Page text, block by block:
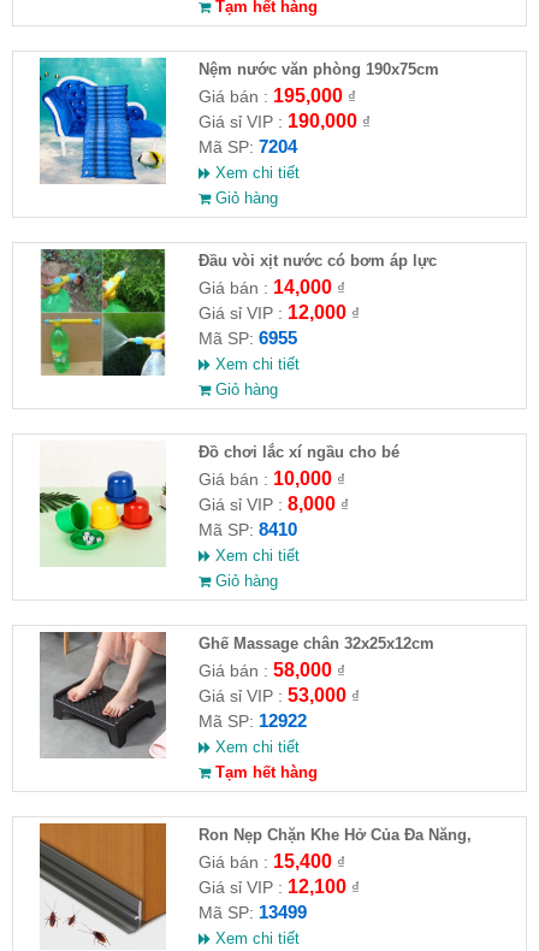
Tạm hết hàng
Nệm nước văn phòng 190x75cm
Giá bán : 195,000₫
Giá sỉ VIP : 190,000₫
Mã SP: 7204
Xem chi tiết
Giỏ hàng
Đầu vòi xịt nước có bơm áp lực
Giá bán : 14,000₫
Giá sỉ VIP : 12,000₫
Mã SP: 6955
Xem chi tiết
Giỏ hàng
Đồ chơi lắc xí ngầu cho bé
Giá bán : 10,000₫
Giá sỉ VIP : 8,000₫
Mã SP: 8410
Xem chi tiết
Giỏ hàng
Ghế Massage chân 32x25x12cm
Giá bán : 58,000₫
Giá sỉ VIP : 53,000₫
Mã SP: 12922
Xem chi tiết
Tạm hết hàng
Ron Nẹp Chặn Khe Hở Của Đa Năng,
Chống Côn Trùng( HĐ )
Giá bán : 15,400₫
Giá sỉ VIP : 12,100₫
Mã SP: 13499
Xem chi tiết